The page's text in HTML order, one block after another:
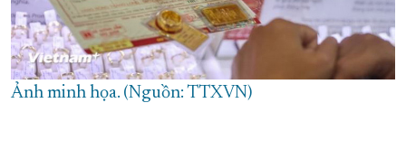
Ảnh minh họa. (Nguồn: TTXVN)